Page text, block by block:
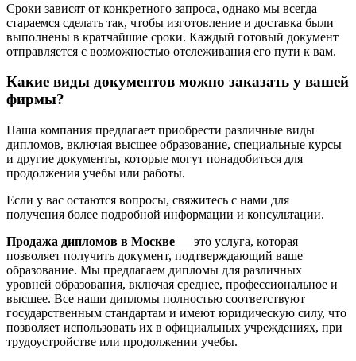
Сроки зависят от конкретного запроса, однако мы всегда
стараемся сделать так, чтобы изготовление и доставка были
выполнены в кратчайшие сроки. Каждый готовый документ
отправляется с возможностью отслеживания его пути к вам.
Какие виды документов можно заказать у вашей
фирмы?
Наша компания предлагает приобрести различные виды
дипломов, включая высшее образование, специальные курсы
и другие документы, которые могут понадобиться для
продолжения учебы или работы.
Если у вас остаются вопросы, свяжитесь с нами для
получения более подробной информации и консультации.
Продажа дипломов в Москве — это услуга, которая
позволяет получить документ, подтверждающий ваше
образование. Мы предлагаем дипломы для различных
уровней образования, включая среднее, профессиональное и
высшее. Все наши дипломы полностью соответствуют
государственным стандартам и имеют юридическую силу, что
позволяет использовать их в официальных учреждениях, при
трудоустройстве или продолжении учебы.